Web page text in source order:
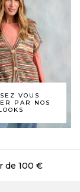
VOUS
PAR NOS
de 100 €